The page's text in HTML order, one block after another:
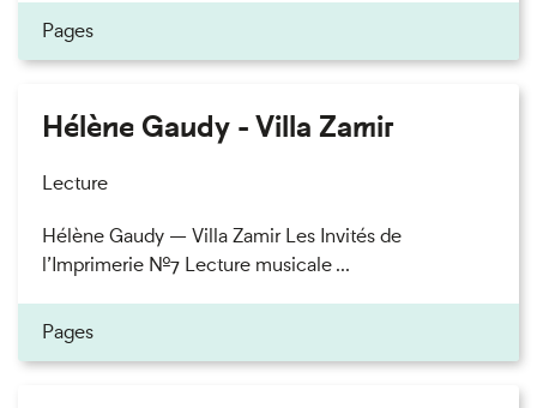
Pages
Hélène Gaudy - Villa Zamir
Lecture
Hélène Gaudy — Villa Zamir Les Invités de
l’Imprimerie n°7 Lecture musicale ...
Pages